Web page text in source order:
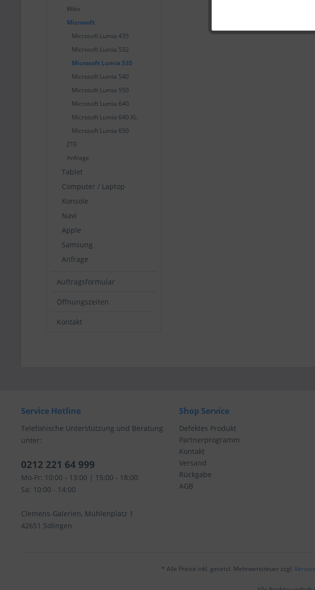
Wiko
Microsoft
Microsoft Lumia 435
Microsoft Lumia 532
Microsoft Lumia 535
Microsoft Lumia 540
Microsoft Lumia 550
Microsoft Lumia 640
Microsoft Lumia 640 XL
Microsoft Lumia 650
ZTE
Anfrage
Tablet
Computer / Laptop
Konsole
Navi
Apple
Samsung
Anfrage
Auftragsformular
Öffnungszeiten
Kontakt
Service Hotline
Telefonische Unterstützung und Beratung
unter:
0212 221 64 999
Mo-Fr: 10:00 - 13:00 | 15:00 - 18:00
Sa: 10:00 - 14:00
Clemens-Galerien, Mühlenplatz 1
42651 Solingen
Shop Service
Defektes Produkt
Partnerprogramm
Kontakt
Versand
Rückgabe
AGB
* Alle Preise inkl. gesetzl. Mehrwertsteuer zzgl.